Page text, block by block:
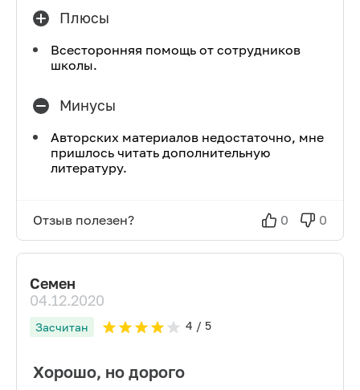
Плюсы
Всесторонняя помощь от сотрудников
школы.
Минусы
Авторских материалов недостаточно, мне
пришлось читать дополнительную
литературу.
Отзыв полезен? 0 0
Семен
04.12.2020
Засчитан 4 / 5
Хорошо, но дорого